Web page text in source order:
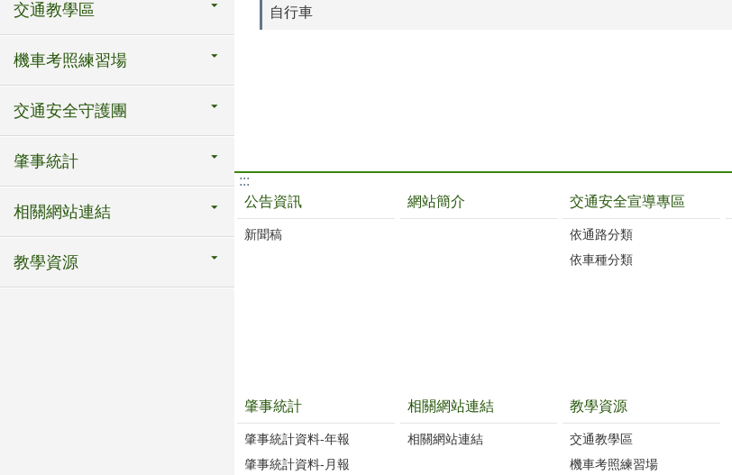
交通教學區
機車考照練習場
交通安全守護團
肇事統計
相關網站連結
教學資源
自行車
:::
公告資訊
新聞稿
網站簡介 交通安全宣導專區
依通路分類
依車種分類
肇事統計
肇事統計資料-年報
肇事統計資料-月報
相關網站連結
相關網站連結
教學資源
交通教學區
機車考照練習場